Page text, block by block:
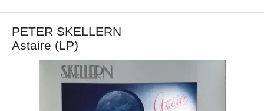
PETER SKELLERN
Astaire (LP)